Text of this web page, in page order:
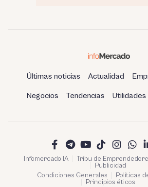
Últimas noticias Actualidad
Negocios Tendencias Utilidades
Infomercado IA Tribu de
Publicidad
Condiciones Generales
Políticas
Principios éticos